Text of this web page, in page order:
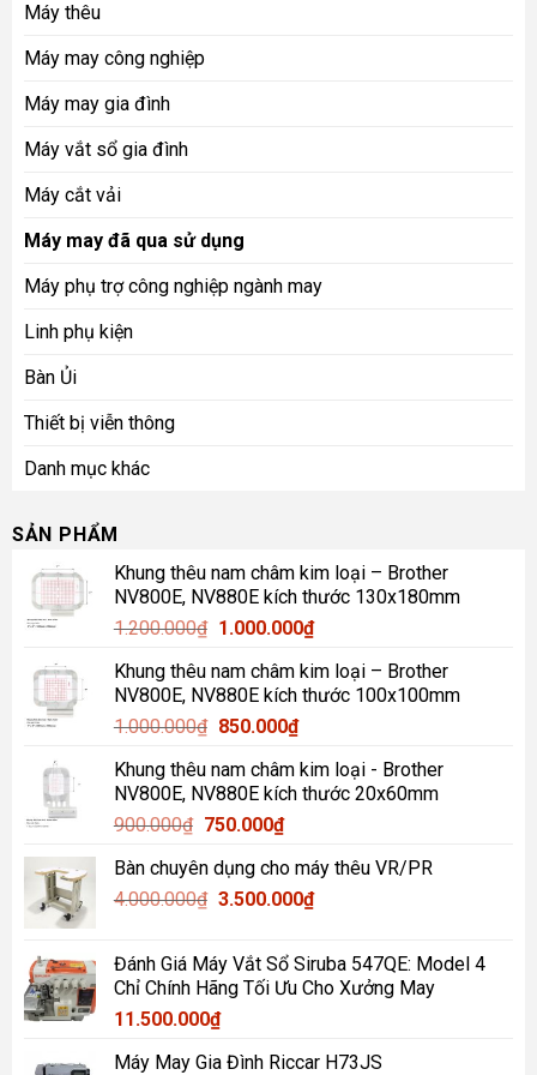
Máy thêu
Máy may công nghiệp
Máy may gia đình
Máy vắt sổ gia đình
Máy cắt vải
Máy may đã qua sử dụng
Máy phụ trợ công nghiệp ngành may
Linh phụ kiện
Bàn Ủi
Thiết bị viễn thông
Danh mục khác
SẢN PHẨM
Khung thêu nam châm kim loại – Brother
NV800E, NV880E kích thước 130x180mm
1.200.000₫ Giá
là:
1.200.000₫.
1.000.000₫Giá
tại
là:
Khung thêu nam châm kim loại – Brother
NV800E, NV880E kích thước 100x100mm
1.000.000₫ Giá
là:
1.000.000₫.
850.000₫Giá
tại
là:
Khung thêu nam châm kim loại - Brother
NV800E, NV880E kích thước 20x60mm
900.000₫ Giá
là:
900.000₫.
750.000₫Giá
tại
là:
Bàn chuyên dụng cho máy thêu VR/PR
4.000.000₫ Giá
4.000.000₫.
3.500.000₫Giá
là:
3.500.000₫.
Đánh Giá Máy Vắt Sổ Siruba 547QE: Model 4
Chỉ Chính Hãng Tối Ưu Cho Xưởng May
11.500.000₫
Máy May Gia Đình Riccar H73JS